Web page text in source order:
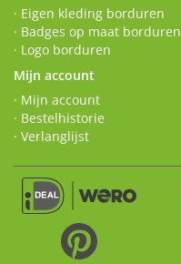
· Eigen kleding borduren
· Badges op maat borduren
· Logo borduren
Mijn account
· Mijn account
· Bestelhistorie
· Verlanglijst